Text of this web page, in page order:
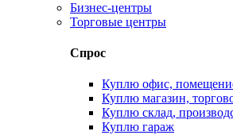
Бизнес-центры
Торговые центры
Спрос
Куплю офис,
Куплю магазин,
Куплю склад,
Куплю гараж